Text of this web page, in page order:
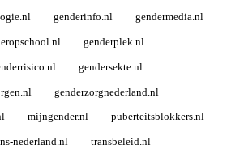
genderinfo.nl gendermedia.nl
genderplek.nl
gendersekte.nl
genderzorgnederland.nl
mijngender.nl puberteitsblokkers.nl
nederland.nl transbeleid.nl